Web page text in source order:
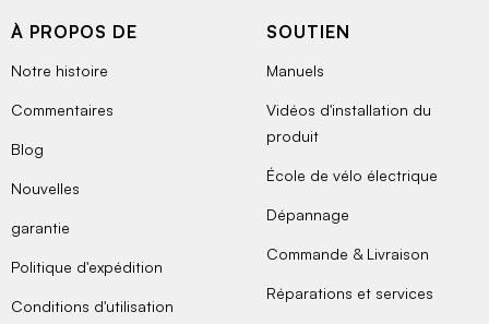
À PROPOS DE
Notre histoire
Commentaires
Blog
Nouvelles
garantie
Politique d'expédition
Conditions d'utilisation
SOUTIEN
Manuels
Vidéos d'installation du
produit
École de vélo électrique
Dépannage
Commande & Livraison
Réparations et services